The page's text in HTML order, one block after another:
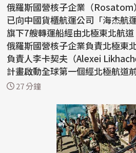
俄羅斯國營核子企業（Rosatom
已向中國貨櫃航運公司「海杰航
旗下7艘轉運船經由北極東北航道
俄羅斯國營核子企業負責北極東
負責人李卡契夫（Alexei
計畫啟動全球第一個經北極航道
李卡契...
27 分鐘